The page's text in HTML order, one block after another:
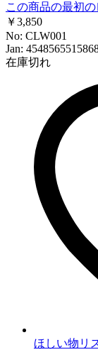
この商品の最初の
￥3,850
No: CLW001
Jan:
在庫切れ
ほしい物リ